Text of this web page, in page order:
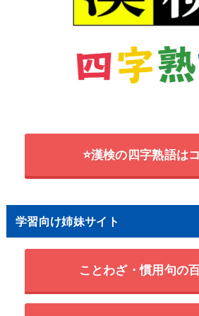
⭐漢検の四字熟語は
学習向け姉妹サイト
ことわざ・慣用句の